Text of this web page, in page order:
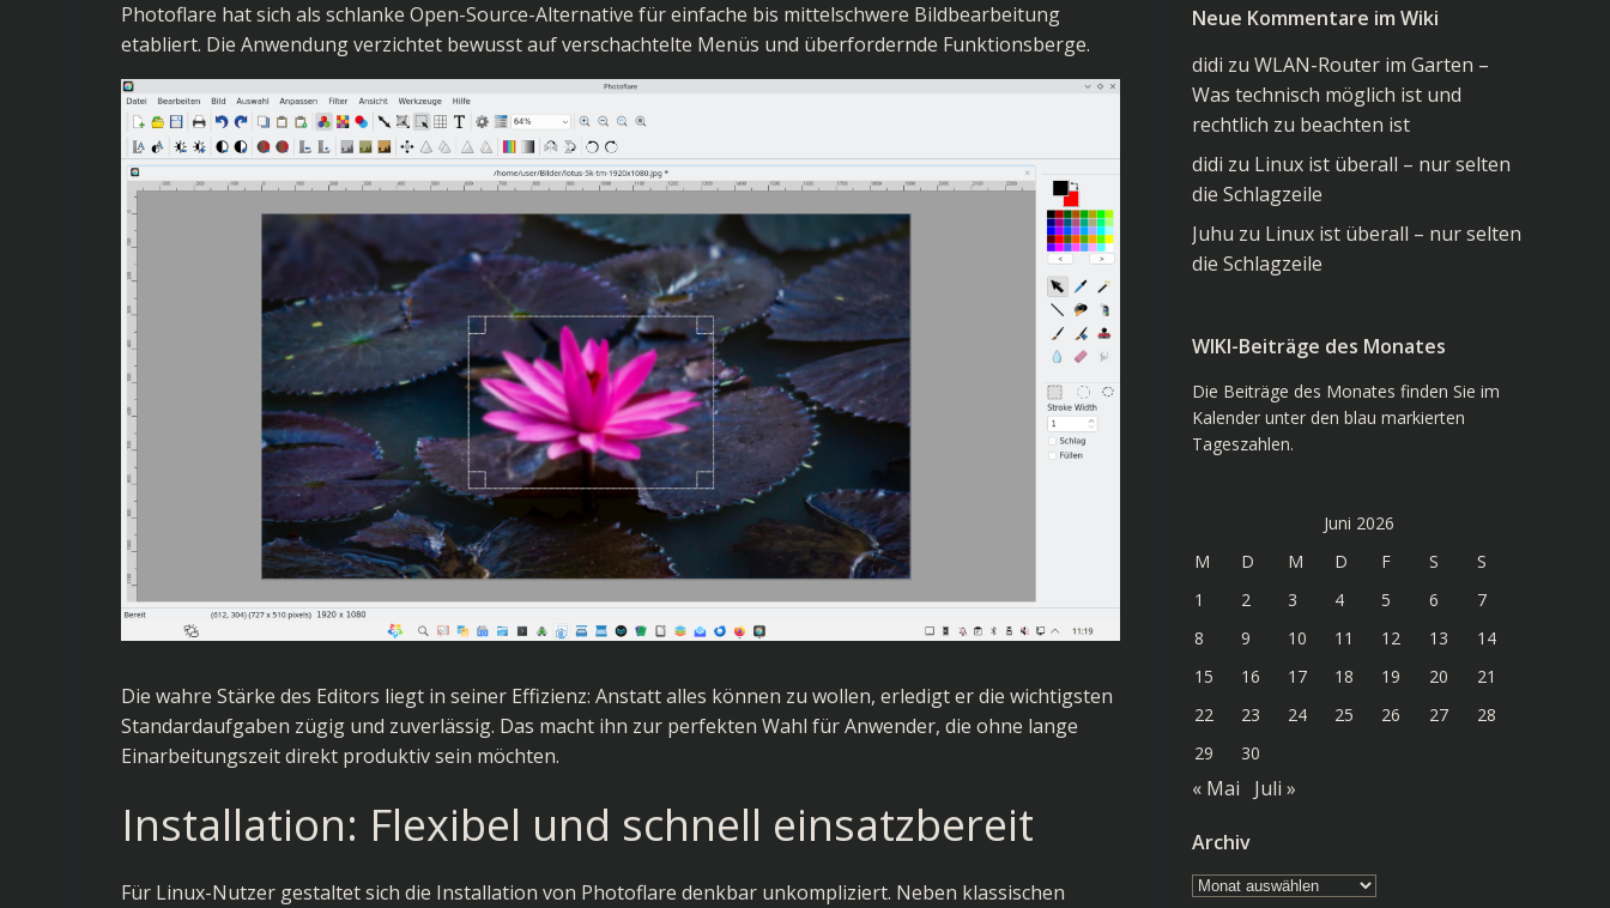
Photoflare hat sich als schlanke Open-Source-Alternative für einfache bis mittelschwere Bildbearbeitung
etabliert. Die Anwendung verzichtet bewusst auf verschachtelte Menüs und überfordernde Funktionsberge.
Die wahre Stärke des Editors liegt in seiner Effizienz: Anstatt alles können zu wollen, erledigt er die wichtigsten
Standardaufgaben zügig und zuverlässig. Das macht ihn zur perfekten Wahl für Anwender, die ohne lange
Einarbeitungszeit direkt produktiv sein möchten.
Installation: Flexibel und schnell einsatzbereit
Für Linux-Nutzer gestaltet sich die Installation von Photoflare denkbar unkompliziert. Neben klassischen
Wiki
Neue Kommentare im Wiki
didi zu WLAN-Router im Garten –
Was technisch möglich ist und
rechtlich zu beachten ist
didi zu Linux ist überall – nur selten
die Schlagzeile
Juhu zu Linux ist überall – nur selten
die Schlagzeile
WIKI-Beiträge des Monates
Die Beiträge des Monates finden Sie im
Kalender unter den blau markierten
Tageszahlen.
Juni 2026
M
D M D F S
S
1
2 3 4 5 6
7
8
9 10 11 12 13
14
15
16 17 18 19 20
21
22
23 24 25 26 27
28
29
30
« Mai Juli »
Archiv
Archiv